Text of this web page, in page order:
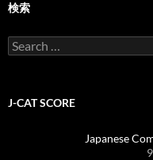
検索
Search
for:
J-CAT SCORE
Japanese